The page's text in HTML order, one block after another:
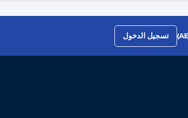
تسجيل الدخول